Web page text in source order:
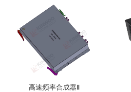
高速频率合成器Ⅱ